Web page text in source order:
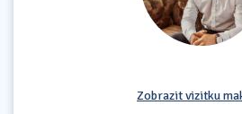
Zobrazit vizitku